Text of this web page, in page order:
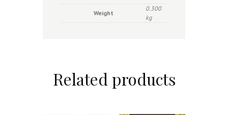
Weight
0.300
kg
Related products